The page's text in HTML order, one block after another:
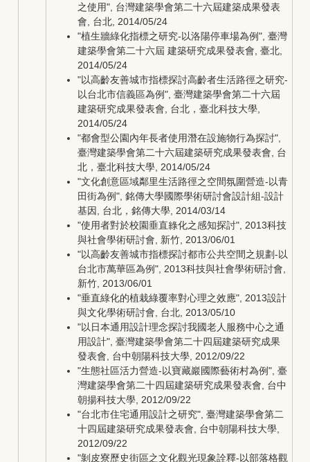
之使用", 台灣建築學會第二十六屆建築成果發表
會, 台北, 2014/05/24
"植生牆綠化指標之研究-以洛陽停車場為例", 臺灣
建築學會第二十六屆 建築研究成果發表會, 臺北,
2014/05/24
"以高齡友善城市指標探討高齡者生活路徑之研究-
以台北市信義區為例", 臺灣建築學會第二十六屆
建築研究成果發表會, 台北，臺北科技大學,
2014/05/24
"都會型公園內年長者使用潛在設施物行為探討",
臺灣建築學會第二十六屆建築研究成果發表會, 台
北，臺北科技大學, 2014/05/24
"文化創意區域鄰里生活路徑之空間氛圍營造-以青
田街為例", 銘傳大學國際學術研討會設計組-設計
基因, 台北，銘傳大學, 2014/03/14
"使用者對於校園垂直綠化之感知探討", 2013科技
與社會學術研討會, 新竹, 2013/06/01
"以高齡友善城市指標探討都市公共空間之規劃-以
台北市萬華區為例", 2013科技與社會學術研討會,
新竹, 2013/06/01
"垂直綠化的植栽綠覆率對心理之效應", 2013設計
與文化學術研討會, 台北, 2013/05/10
"以日本通用設計理念探討我國老人服務中心之通
用設計", 臺灣建築學會第二十四屆建築研究成果
發表會, 台中朝陽科技大學, 2012/09/22
"生態社區活力營造-以寶藏巖國際藝術村為例", 臺
灣建築學會第二十四屆建築研究成果發表會, 台中
朝揚科技大學, 2012/09/22
"台北市住宅通用設計之研究", 臺灣建築學會第二
十四屆建築研究成果發表會, 台中朝陽科技大學,
2012/09/22
"剝皮寮歷史街區之文化觀光現象詮釋-以部落格觀